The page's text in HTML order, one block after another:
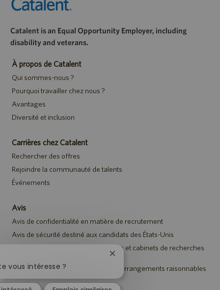
Catalent is an Equal Opportunity Employer, including
disability and veterans.
À propos de Catalent
Qui sommes-nous ?
Pourquoi travailler chez nous ?
Avantages
Diversité et inclusion
Carrières chez Catalent
Rechercher des offres
Rejoindre la communauté de talents
Événements
Avis
Avis de confidentialité en matière de recrutement
Avis de sécurité destiné aux candidats des États-Unis
Avis aux représentants des agences et cabinets de recherches
Avis à tous les candidats relatif aux arrangements raisonnables
vous intéresse ?
Fermer
notification
du